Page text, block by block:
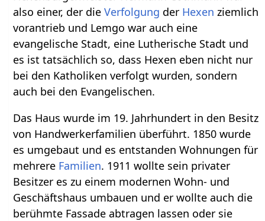
also einer, der dieVerfolgung der Hexen ziemlich
vorantrieb und Lemgo war auch eine
evangelische Stadt, eine Lutherische Stadt und
es ist tatsächlich so, dass Hexen eben nicht nur
bei den Katholiken verfolgt wurden, sondern
auch bei den Evangelischen.
Das Haus wurde im 19. Jahrhundert in den Besitz
von Handwerkerfamilien überführt. 1850 wurde
es umgebaut und es entstanden Wohnungen für
mehrere Familien. 1911 wollte sein privater
Besitzer es zu einem modernen Wohn- und
Geschäftshaus umbauen und er wollte auch die
berühmte Fassade abtragen lassen oder sie